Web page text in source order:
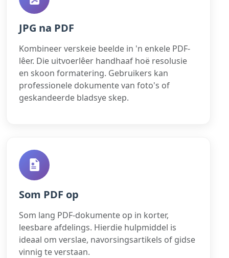
JPG na PDF
Kombineer verskeie beelde in 'n enkele PDF-
lêer. Die uitvoerlêer handhaaf hoë resolusie
en skoon formatering. Gebruikers kan
professionele dokumente van foto's of
geskandeerde bladsye skep.
Som PDF op
Som lang PDF-dokumente op in korter,
leesbare afdelings. Hierdie hulpmiddel is
ideaal om verslae, navorsingsartikels of gidse
vinnig te verstaan.